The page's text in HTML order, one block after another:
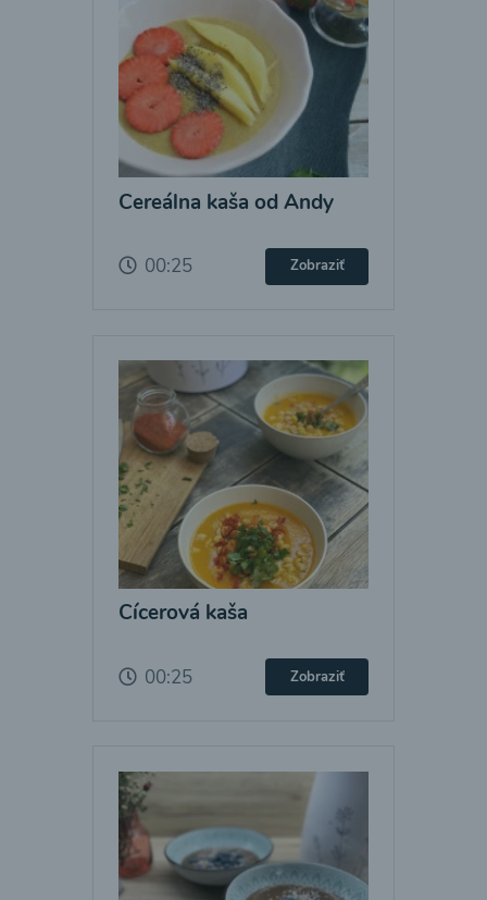
Cereálna kaša od Andy
00:25 Zobraziť
Cícerová kaša
00:25 Zobraziť